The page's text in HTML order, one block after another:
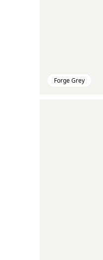
Forge Grey